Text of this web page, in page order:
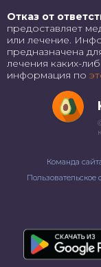
Отказ от
предоставляет
или лечение.
предназначена
лечения каких-
информация по
Команда
Пользовательское